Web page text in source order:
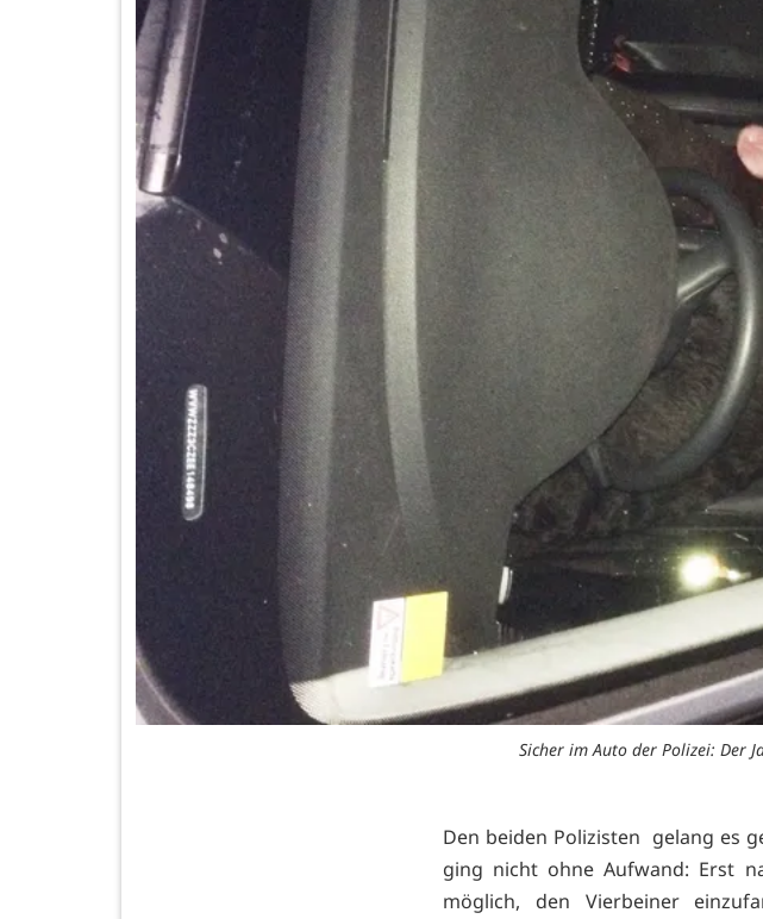
Sicher im Auto der Polizei: Der
Den beiden Polizisten gelang es
ging nicht ohne Aufwand: Erst
möglich, den Vierbeiner